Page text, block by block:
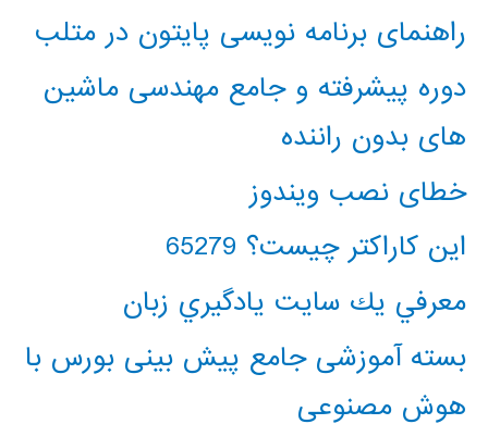
راهنمای برنامه نویسی پایتون در متلب
دوره پیشرفته و جامع مهندسی ماشین
های بدون راننده
خطای نصب ویندوز
این کاراکتر چیست؟ 65279
معرفي يك سايت يادگيري زبان
بسته آموزشی جامع پیش بینی بورس با
هوش مصنوعی